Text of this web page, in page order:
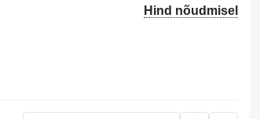
Hind nõudmisel